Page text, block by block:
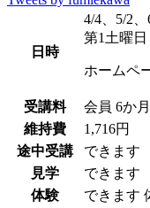
日時
4/4、5/2
第1土曜日
ホームペ
受講料 会員 6か
維持費
1,716円
途中受講
できます
見学
できます
体験
できます